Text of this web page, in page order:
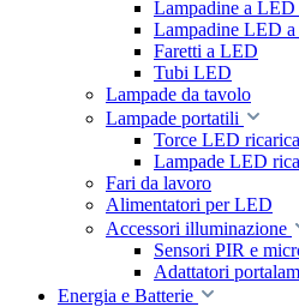
Lampadine a
Lampadine LED
Faretti a LED
Tubi LED
Lampade da tavolo
Lampade portatili
Torce LED
Lampade LED
Fari da lavoro
Alimentatori per LED
Accessori illuminazione
Sensori PIR e
Adattatori
Energia e Batterie